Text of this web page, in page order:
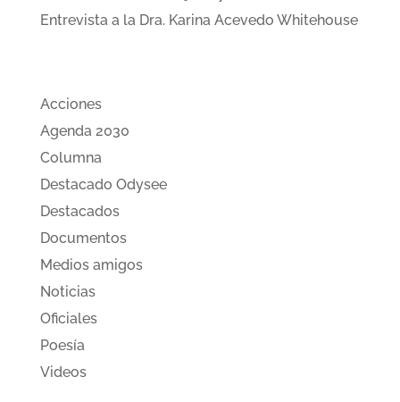
Entrevista a la Dra. Karina Acevedo Whitehouse
Acciones
Agenda 2030
Columna
Destacado Odysee
Destacados
Documentos
Medios amigos
Noticias
Oficiales
Poesía
Videos